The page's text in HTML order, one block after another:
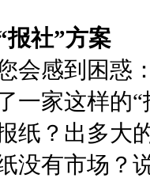
报社”方案
会感到困惑
一家这样的“
纸？出多大
没有市场？